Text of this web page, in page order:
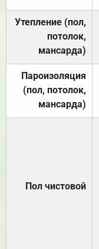
Утепление (пол,
потолок,
мансарда)
Пароизоляция
(пол, потолок,
мансарда)
Пол чистовой